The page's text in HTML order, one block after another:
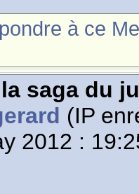
à ce
saga du
(IP
2012 :